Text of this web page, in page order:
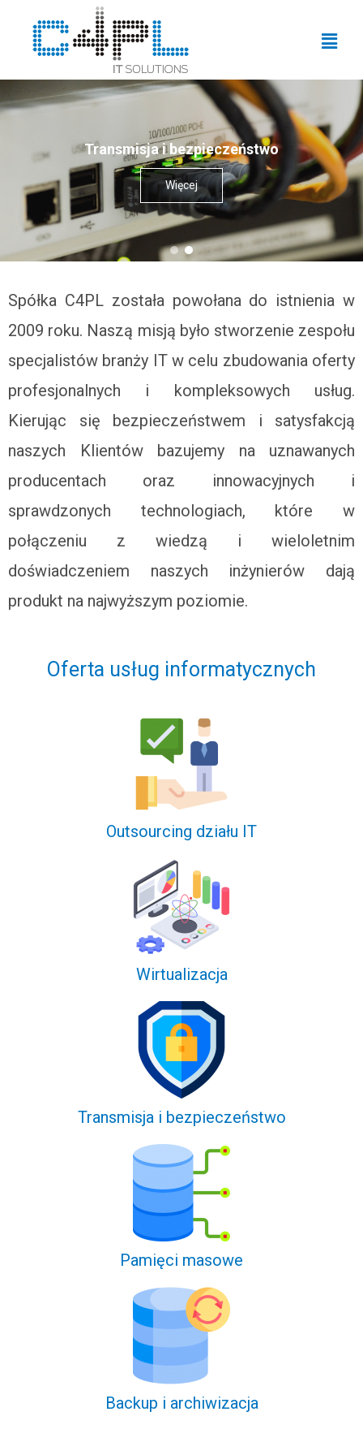
Transmisja i bezpieczeństwo
Więcej
Spółka C4PL została powołana do istnienia w
2009 roku. Naszą misją było stworzenie zespołu
specjalistów branży IT w celu zbudowania oferty
profesjonalnych i kompleksowych usług.
Kierując się bezpieczeństwem i satysfakcją
naszych Klientów bazujemy na uznawanych
producentach oraz innowacyjnych i
sprawdzonych technologiach, które w
połączeniu z wiedzą i wieloletnim
doświadczeniem naszych inżynierów dają
produkt na najwyższym poziomie.
Oferta usług informatycznych
Outsourcing działu IT
Wirtualizacja
Transmisja i bezpieczeństwo
Pamięci masowe
Backup i archiwizacja